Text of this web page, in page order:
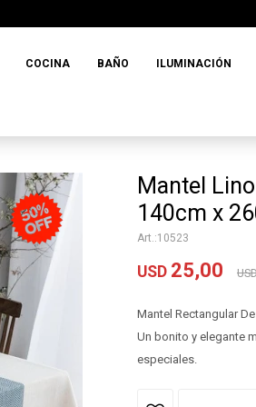
COCINA BAÑO ILUMINACIÓN
Mantel
140cm x
10523
USD 25,00
Mantel Rectangular
Un bonito y elegante
especiales.